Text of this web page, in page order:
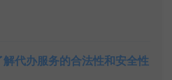
代办服务的合法性和安全性